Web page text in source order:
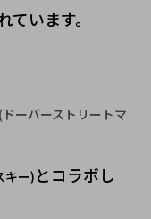
います。
ーバーストリートマ
キー) とコラボし